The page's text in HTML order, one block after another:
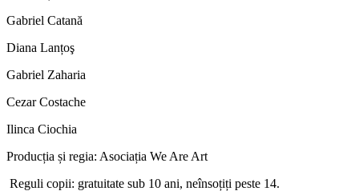
Gabriel Catană
Diana Lanțoş
Gabriel Zaharia
Cezar Costache
Ilinca Ciochia
Producția și regia: Asociația We Are Art
Reguli copii: gratuitate sub 10 ani, neînsoțiți peste 14.